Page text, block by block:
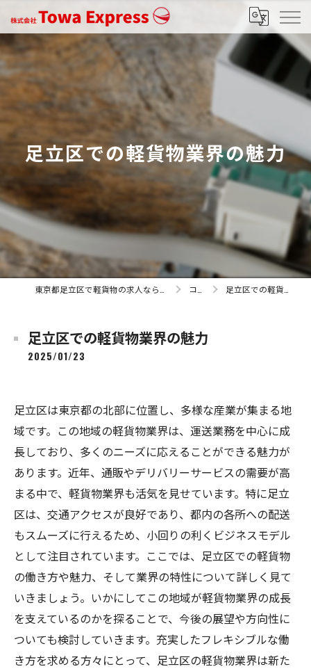
足立区での軽貨物業界の魅力
コラム 足立区での軽貨物業界の魅力
足立区での軽貨物業界の魅力
2025/01/23
足立区は東京都の北部に位置し、多様な産業が集まる地
域です。この地域の軽貨物業界は、運送業務を中心に成
長しており、多くのニーズに応えることができる魅力が
あります。近年、通販やデリバリーサービスの需要が高
まる中で、軽貨物業界も活気を見せています。特に足立
区は、交通アクセスが良好であり、都内の各所への配送
もスムーズに行えるため、小回りの利くビジネスモデル
として注目されています。ここでは、足立区での軽貨物
の働き方や魅力、そして業界の特性について詳しく見て
いきましょう。いかにしてこの地域が軽貨物業界の成長
を支えているのかを探ることで、今後の展望や方向性に
ついても検討していきます。充実したフレキシブルな働
き方を求める方々にとって、足立区の軽貨物業界は新た